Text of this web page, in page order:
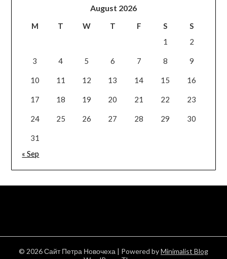
August 2026
M T W T F S
S
1
2
3 4 5 6 7 8 9
10 11 12 13 14 15 16
17 18 19 20 21 22 23
24 25 26 27 28 29 30
31
« Sep
© 2026 Сайт Петра Новочеха | Powered byMinimalist Blog